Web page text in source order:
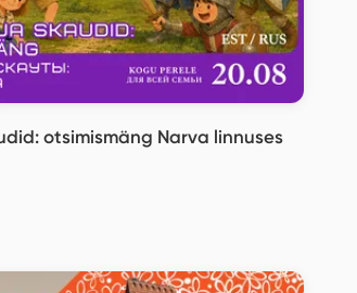
otsimismäng Narva linnuses